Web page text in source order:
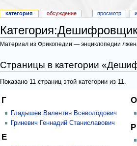
Материал из Фрикопедии — энциклопедии
Страницы в категории
Показано 11 страниц этой категории из 11.
Г
Гладышев Валентин Всеволодович
Гриневич Геннадий Станиславович
Е
О
Р
категория обсуждение просмотр